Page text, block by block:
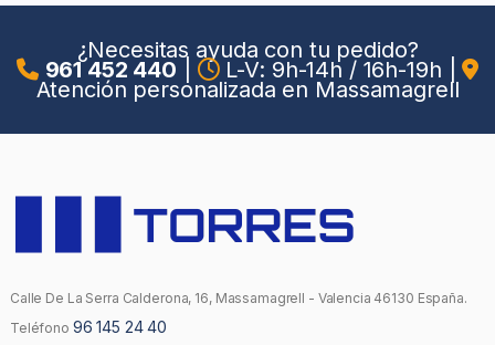
¿Necesitas ayuda con tu pedido?
961 452 440 L-V: 9h-14h / 16h-19h
Atención personalizada en Massamagrell
Calle De La Serra Calderona, 16, Massamagrell - Valencia 46130 España.
Teléfono 96 145 24 40